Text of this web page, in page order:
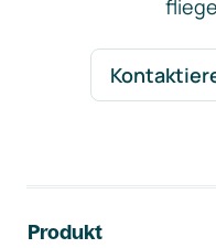
Produkt